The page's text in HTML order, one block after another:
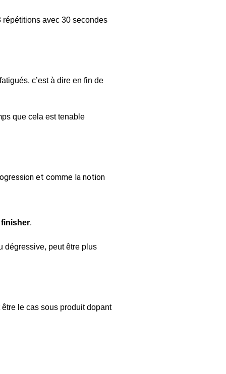
avec 30 secondes
c’est à dire en fin de
que cela est tenable
et comme la notion
finisher.
dégressive, peut être plus
le cas sous produit dopant